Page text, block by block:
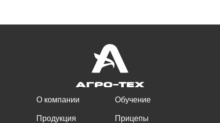
О компании
Продукция
Обучение
Прицепы